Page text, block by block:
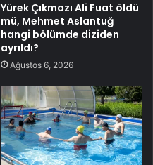
Yürek Çıkmazı Ali Fuat öldü
mü, Mehmet Aslantuğ
hangi bölümde diziden
ayrıldı?
Ağustos 6, 2026